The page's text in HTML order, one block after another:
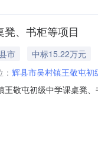
、书柜等项目
市
中标15.22万元
辉县市吴村镇王敬屯初
王敬屯初级中学课桌凳
学课桌凳、书柜等项